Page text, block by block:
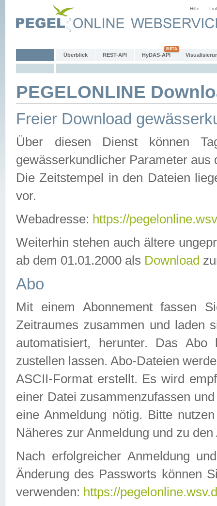
Hilfe
Überblick REST-API HyDAS-API
PEGELONLINE
Freier Download
Über diesen Dienst können
gewässerkundlicher Parameter aus
Die Zeitstempel in den Dateien
vor.
Webadresse: https://
Weiterhin stehen auch ältere
ab dem 01.01.2000 als Download
Abo
Mit einem Abonnement fassen
Zeitraumes zusammen und laden
automatisiert, herunter. Das
zustellen lassen. Abo-Dateien
ASCII-Format erstellt. Es wird
einer Datei zusammenzufassen
eine Anmeldung nötig. Bitte
Näheres zur Anmeldung und zu
Nach erfolgreicher Anmeldung
Änderung des Passworts können
verwenden: https://